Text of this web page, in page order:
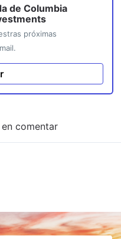
de Columbia
próximas
comentar
imagen Comentar